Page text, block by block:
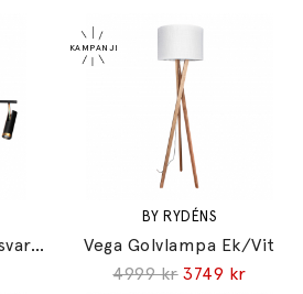
Puls Spotlight 5 Mattsvart/Mässing
BY RYDÉNS
Vega Golvlampa Ek/Vit
4999 kr 3749 kr